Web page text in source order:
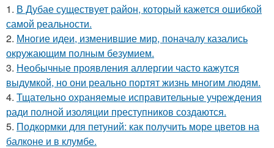
1. В Дубае существует район, который кажется ошибкой
самой реальности.
2. Многие идеи, изменившие мир, поначалу казались
окружающим полным безумием.
3. Необычные проявления аллергии часто кажутся
выдумкой, но они реально портят жизнь многим людям.
4. Тщательно охраняемые исправительные учреждения
ради полной изоляции преступников создаются.
5. Подкормки для петуний: как получить море цветов на
балконе и в клумбе.